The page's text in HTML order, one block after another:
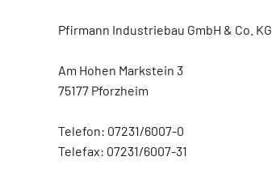
Pfirmann Industriebau GmbH & Co. KG
Am Hohen Markstein 3
75177 Pforzheim
Telefon: 07231/6007-0
Telefax: 07231/6007-31